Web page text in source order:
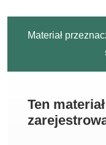
Materiał
Ten